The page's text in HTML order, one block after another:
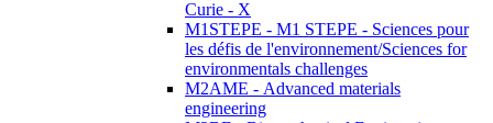
Curie - X
M1STEPE - M1 STEPE - Sciences pour
les défis de l'environnement/Sciences for
environmentals challenges
M2AME - Advanced materials
engineering